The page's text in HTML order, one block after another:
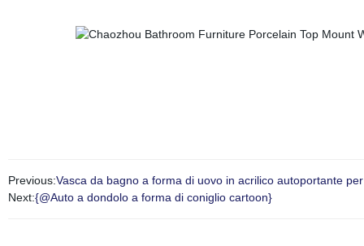
Previous:Vasca da bagno a forma di uovo in acrilico autoportante
Next:{@Auto a dondolo a forma di coniglio cartoon}